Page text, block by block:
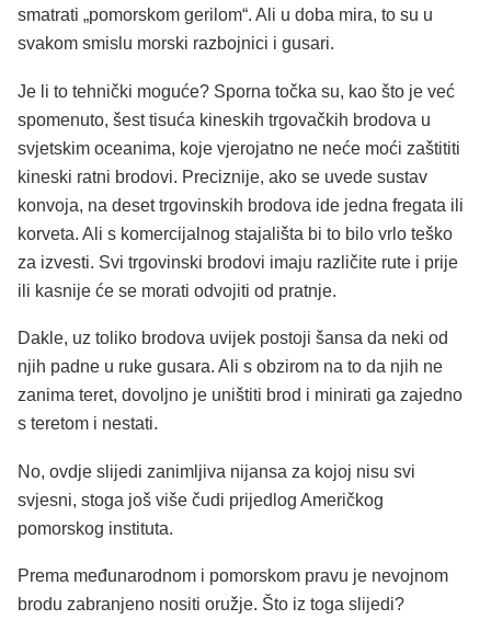
smatrati „pomorskom gerilom“. Ali u doba mira, to su u
svakom smislu morski razbojnici i gusari.
Je li to tehnički moguće? Sporna točka su, kao što je već
spomenuto, šest tisuća kineskih trgovačkih brodova u
svjetskim oceanima, koje vjerojatno ne neće moći zaštititi
kineski ratni brodovi. Preciznije, ako se uvede sustav
konvoja, na deset trgovinskih brodova ide jedna fregata ili
korveta. Ali s komercijalnog stajališta bi to bilo vrlo teško
za izvesti. Svi trgovinski brodovi imaju različite rute i prije
ili kasnije će se morati odvojiti od pratnje.
Dakle, uz toliko brodova uvijek postoji šansa da neki od
njih padne u ruke gusara. Ali s obzirom na to da njih ne
zanima teret, dovoljno je uništiti brod i minirati ga zajedno
s teretom i nestati.
No, ovdje slijedi zanimljiva nijansa za kojoj nisu svi
svjesni, stoga još više čudi prijedlog Američkog
pomorskog instituta.
Prema međunarodnom i pomorskom pravu je nevojnom
brodu zabranjeno nositi oružje. Što iz toga slijedi?